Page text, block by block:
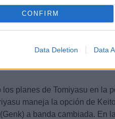
CONFIRM
Data Deletion Data
formado por Tanaka y
parte de la temporada y no
podría formar en esa
los planes de Tomiyasu en la
maneja la opción de
a banda cambiada. En